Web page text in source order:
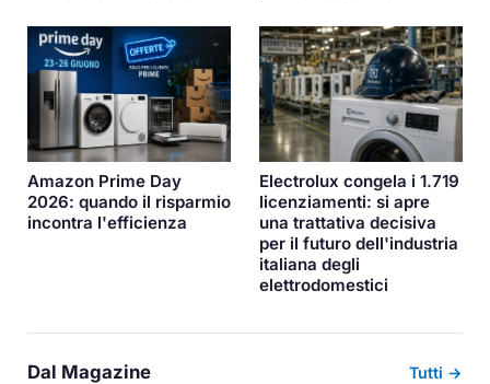
Amazon Prime Day
2026: quando il risparmio
incontra l'efficienza
Electrolux congela i 1.719
licenziamenti: si apre
una trattativa decisiva
per il futuro dell'industria
italiana degli
elettrodomestici
Dal Magazine Tutti →